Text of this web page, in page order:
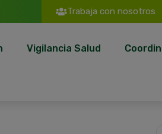
Trabaja con nosotros
Vigilancia Salud